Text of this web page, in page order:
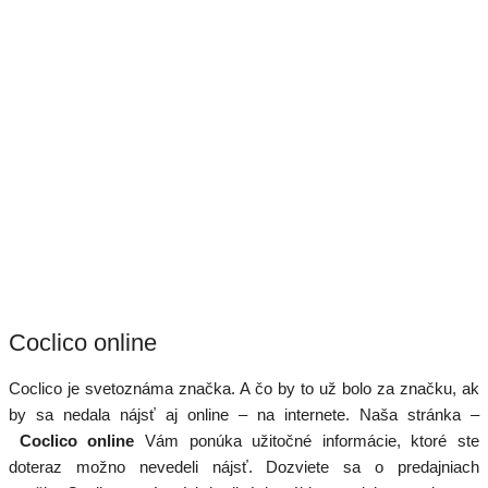
Coclico online
Coclico je svetoznáma značka. A čo by to už bolo za značku, ak
by sa nedala nájsť aj online – na internete. Naša stránka –
Coclico online Vám ponúka užitočné informácie, ktoré ste
doteraz možno nevedeli nájsť. Dozviete sa o predajniach